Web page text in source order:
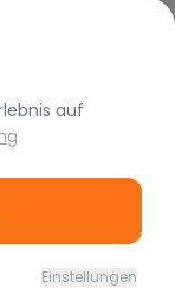
auf
Einstellungen